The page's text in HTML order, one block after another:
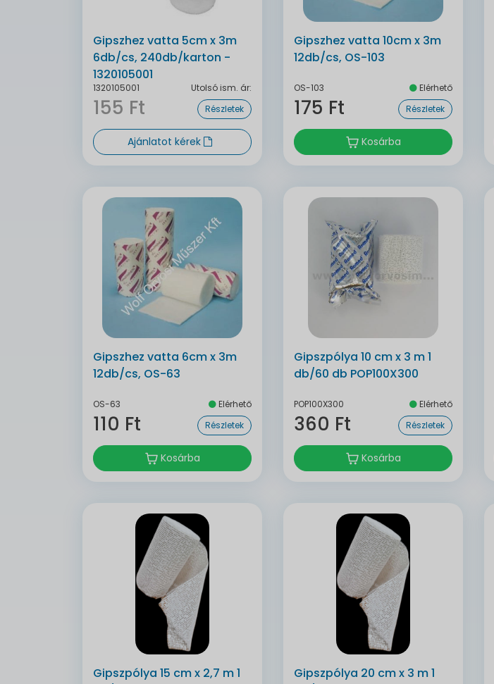
Gipszhez vatta 5cm x 3m
6db/cs, 240db/karton -
1320105001
1320105001 Utolsó ism. ár:
155 Ft Részletek
Ajánlatot kérek
Gipszhez vatta 10cm x 3m
12db/cs, OS-103
OS-103 Elérhető
175 Ft Részletek
Kosárba
Gipszhez vatta 6cm x 3m
12db/cs, OS-63
OS-63 Elérhető
110 Ft Részletek
Kosárba
Gipszpólya 10 cm x 3 m 1
db/60 db POP100X300
POP100X300 Elérhető
360 Ft Részletek
Kosárba
Gipszpólya 15 cm x 2,7 m 1
Gipszpólya 20 cm x 3 m 1